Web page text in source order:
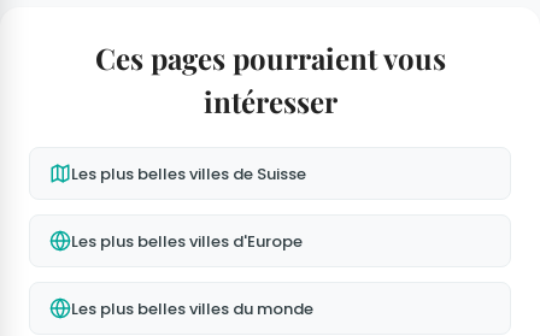
Ces pages pourraient vous
intéresser
Les plus belles villes de Suisse
Les plus belles villes d'Europe
Les plus belles villes du monde